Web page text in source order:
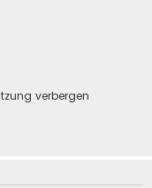
verbergen